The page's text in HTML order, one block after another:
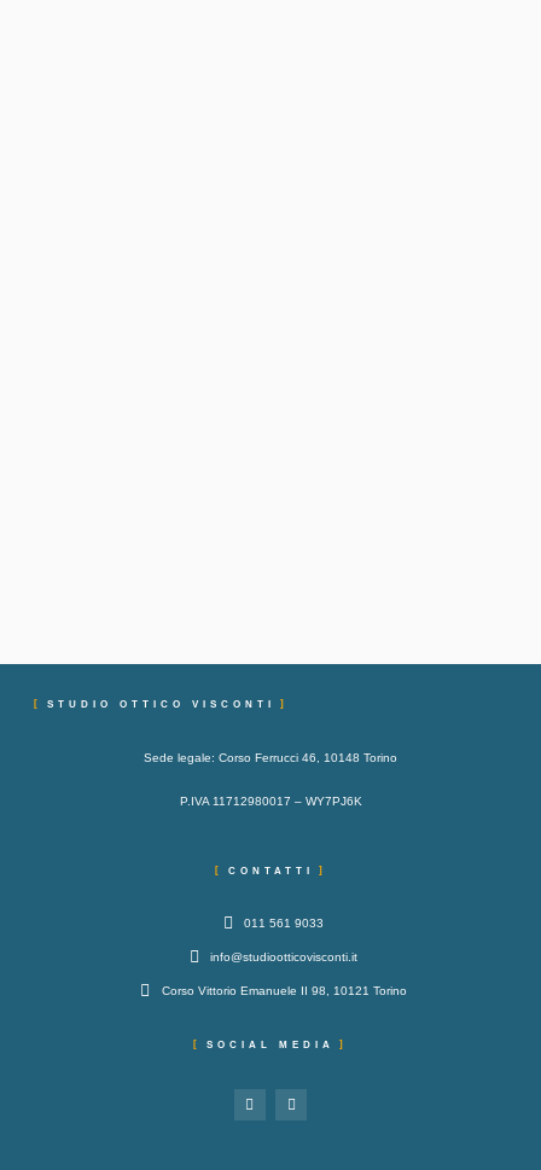
STUDIO OTTICO VISCONTI
Sede legale: Corso Ferrucci 46, 10148 Torino
P.IVA 11712980017 – WY7PJ6K
CONTATTI
011 561 9033​
info@studiootticovisconti.it
Corso Vittorio Emanuele II 98, 10121 Torino
SOCIAL MEDIA